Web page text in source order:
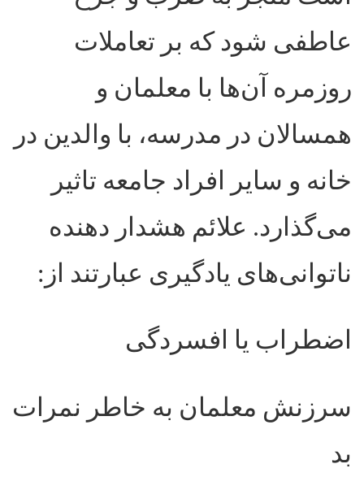
عاطفی شود که بر تعاملات
روزمره آن‌ها با معلمان و
همسالان در مدرسه، با والدین در
خانه و سایر افراد جامعه تاثیر
می‌گذارد. علائم هشدار دهنده
ناتوانی‌های یادگیری عبارتند از :
اضطراب یا افسردگی
سرزنش معلمان به خاطر نمرات
بد